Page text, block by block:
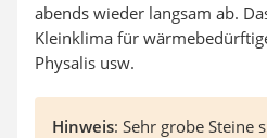
abends wieder langsam ab.
Kleinklima für
Physalis usw.
Hinweis: Sehr grobe Steine